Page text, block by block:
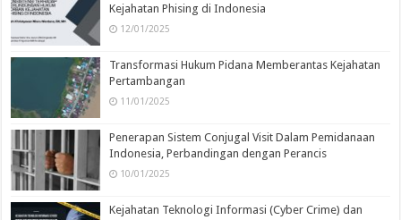
Kejahatan Phising di Indonesia
12/01/2025
Transformasi Hukum Pidana Memberantas Kejahatan
Pertambangan
11/01/2025
Penerapan Sistem Conjugal Visit Dalam Pemidanaan
Indonesia, Perbandingan dengan Perancis
10/01/2025
Kejahatan Teknologi Informasi (Cyber Crime) dan